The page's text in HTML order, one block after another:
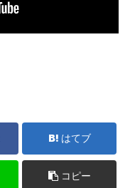
はてブ
コピー